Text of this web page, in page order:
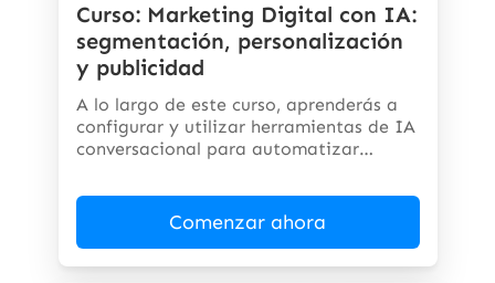
Curso: Marketing Digital con IA:
segmentación, personalización
y publicidad
A lo largo de este curso, aprenderás a
configurar y utilizar herramientas de IA
conversacional para automatizar
Comenzar ahora